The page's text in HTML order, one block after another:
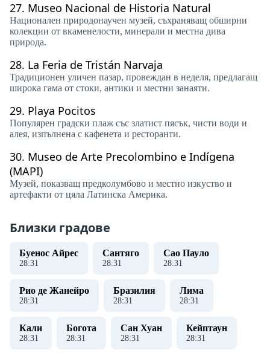
27. Museo Nacional de Historia Natural
Национален природонаучен музей, съхраняващ обширни
колекции от вкаменелости, минерали и местна дива
природа.
28. La Feria de Tristán Narvaja
Традиционен уличен пазар, провеждан в неделя, предлагащ
широка гама от стоки, антики и местни занаяти.
29. Playa Pocitos
Популярен градски плаж със златист пясък, чисти води и
алея, изпълнена с кафенета и ресторанти.
30. Museo de Arte Precolombino e Indígena
(MAPI)
Музей, показващ предколумбово и местно изкуство и
артефакти от цяла Латинска Америка.
Близки градове
Буенос Айрес
28:31
Сантяго
28:31
Сао Пауло
28:31
Рио де Жанейро
28:31
Бразилия
28:31
Лима
28:31
Кали
28:31
Богота
28:31
Сан Хуан
28:31
Кейптаун
28:31